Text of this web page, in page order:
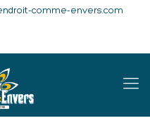
comme-envers.com